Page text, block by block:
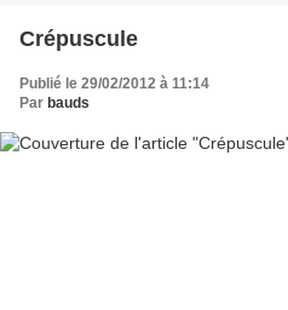
Crépuscule
Publié le 29/02/2012 à 11:14
Par bauds